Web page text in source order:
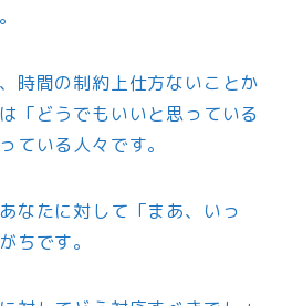
時間の制約上仕方ないことか
「どうでもいいと思っている
ている人々です。
なたに対して「まあ、いっ
ちです。